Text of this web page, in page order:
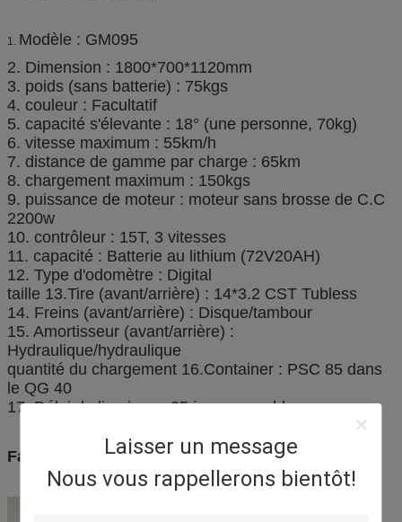
Laisser un message
Nous vous rappellerons bientôt!
1. Modèle : GM095
2. Dimension : 1800*700*1120mm
3. poids (sans batterie) : 75kgs
4. couleur : Facultatif
5. capacité s'élevante : 18° (une personne, 70kg)
6. vitesse maximum : 55km/h
7. distance de gamme par charge : 65km
8. chargement maximum : 150kgs
9. puissance de moteur : moteur sans brosse de C.C
2200w
10. contrôleur : 15T, 3 vitesses
11. capacité : Batterie au lithium (72V20AH)
12. Type d'odomètre : Digital
taille 13.Tire (avant/arrière) : 14*3.2 CST Tubless
14. Freins (avant/arrière) : Disque/tambour
15. Amortisseur (avant/arrière) :
Hydraulique/hydraulique
quantité du chargement 16.Container : PSC 85 dans
le QG 40
17. Délai de livraison : 25 jours ouvrables
Facultatif : Batterie au plomb (60V20AH/72V20AH)